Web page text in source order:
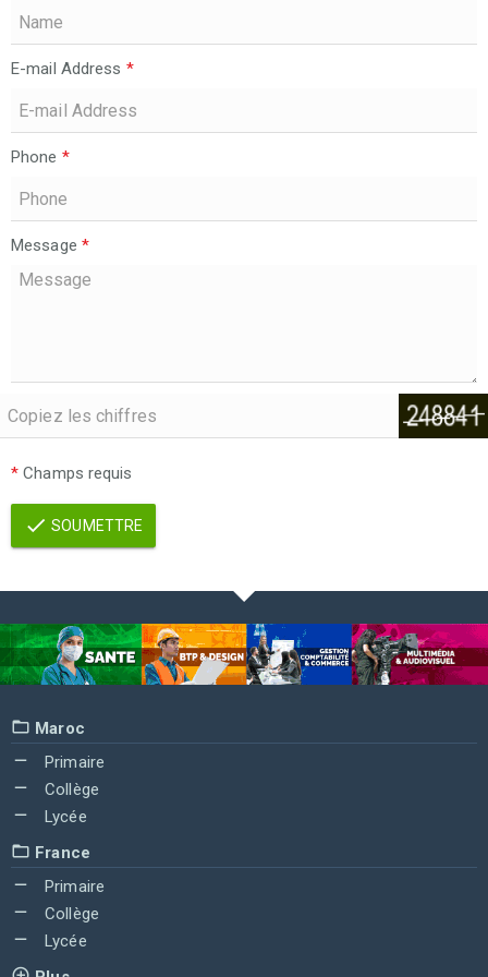
E-mail Address *
Phone *
Message *
* Champs requis
SOUMETTRE
Maroc
Primaire
Collège
Lycée
France
Primaire
Collège
Lycée